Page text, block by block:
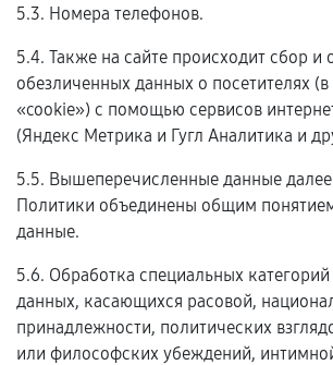
5.3. Номера телефонов.
5.4. Также на сайте происходит сбор и
обезличенных данных о посетителях
«cookie») с помощью сервисов
(Яндекс Метрика и Гугл Аналитика и
5.5. Вышеперечисленные данные далее
Политики объединены общим
данные.
5.6. Обработка специальных
данных, касающихся расовой,
принадлежности, политических
или философских убеждений,